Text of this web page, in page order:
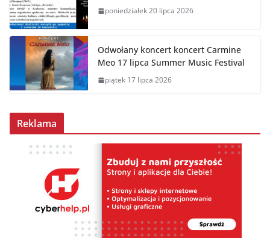
poniedziałek 20 lipca 2026
Odwołany koncert koncert Carmine
Meo 17 lipca Summer Music Festival
piątek 17 lipca 2026
Reklama